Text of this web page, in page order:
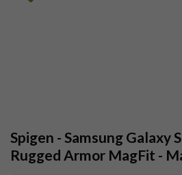
Spigen - Samsung Galaxy
Rugged Armor MagFit -